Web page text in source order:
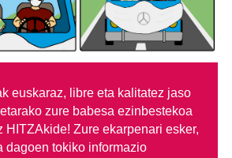
euskaraz, libre eta kalitatez jaso
zure babesa ezinbestekoa
HITZAkide! Zure ekarpenari esker,
dagoen tokiko informazio